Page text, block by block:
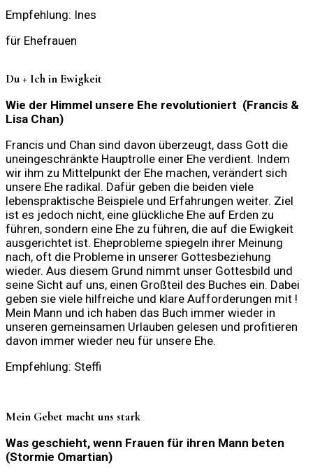
Empfehlung: Ines
für Ehefrauen
Du + Ich in Ewigkeit
Wie der Himmel unsere Ehe revolutioniert (Francis &
Lisa Chan)
Francis und Chan sind davon überzeugt, dass Gott die
uneingeschränkte Hauptrolle einer Ehe verdient. Indem
wir ihm zu Mittelpunkt der Ehe machen, verändert sich
unsere Ehe radikal. Dafür geben die beiden viele
lebenspraktische Beispiele und Erfahrungen weiter. Ziel
ist es jedoch nicht, eine glückliche Ehe auf Erden zu
führen, sondern eine Ehe zu führen, die auf die Ewigkeit
ausgerichtet ist. Eheprobleme spiegeln ihrer Meinung
nach, oft die Probleme in unserer Gottesbeziehung
wieder. Aus diesem Grund nimmt unser Gottesbild und
seine Sicht auf uns, einen Großteil des Buches ein. Dabei
geben sie viele hilfreiche und klare Aufforderungen mit !
Mein Mann und ich haben das Buch immer wieder in
unseren gemeinsamen Urlauben gelesen und profitieren
davon immer wieder neu für unsere Ehe.
Empfehlung: Steffi
Mein Gebet macht uns stark
Was geschieht, wenn Frauen für ihren Mann beten
(Stormie Omartian)